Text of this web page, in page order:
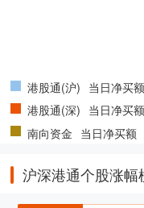
港股通(沪) 当日净买额
港股通(深) 当日净买额
南向资金 当日净买额
沪深港通个股涨幅